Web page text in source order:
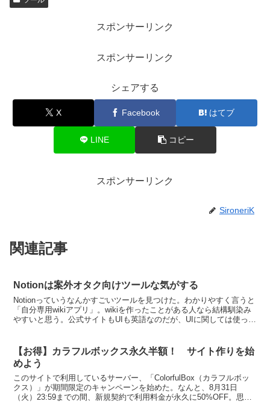
スポンサーリンク
スポンサーリンク
シェアする
X Facebook はてブ
LINE コピー
スポンサーリンク
SironeriK
関連記事
Notionは案外オタク向けツールな気がする
Notionっていうなんかすごいツールを見つけた。わかりやすく言うと
「自分専用wikiアプリ」。wikiを作ったことがある人なら結構馴染み
やすいと思う。公式サイトもUIも英語なのだが、UIに関しては使って
【お得】カラフルボックス永久半額！ サイト作りを始
めよう
このサイトで利用しているサーバー、「ColorfulBox（カラフルボッ
クス）」が期間限定のキャンペーンを始めた。なんと、8月31日
（火）23:59までの間、新規契約で利用料金が永久に50%OFF。思わ